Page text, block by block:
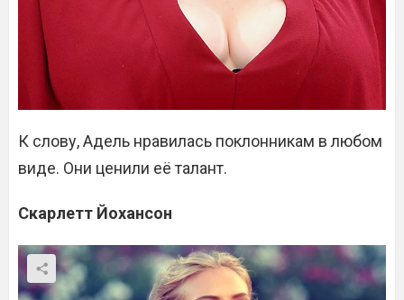
К слову, Адель нравилась поклонникам в любом
виде. Они ценили её талант.
Скарлетт Йохансон